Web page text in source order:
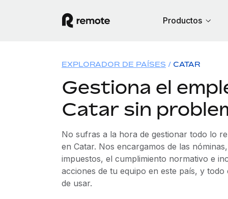
Productos
EXPLORADOR DE PAÍSES CATAR
Gestiona el
Catar sin
No sufras a la hora de gestionar todo lo
en Catar. Nos encargamos de las
impuestos, el cumplimiento normativo e
acciones de tu equipo en este país, y
de usar.